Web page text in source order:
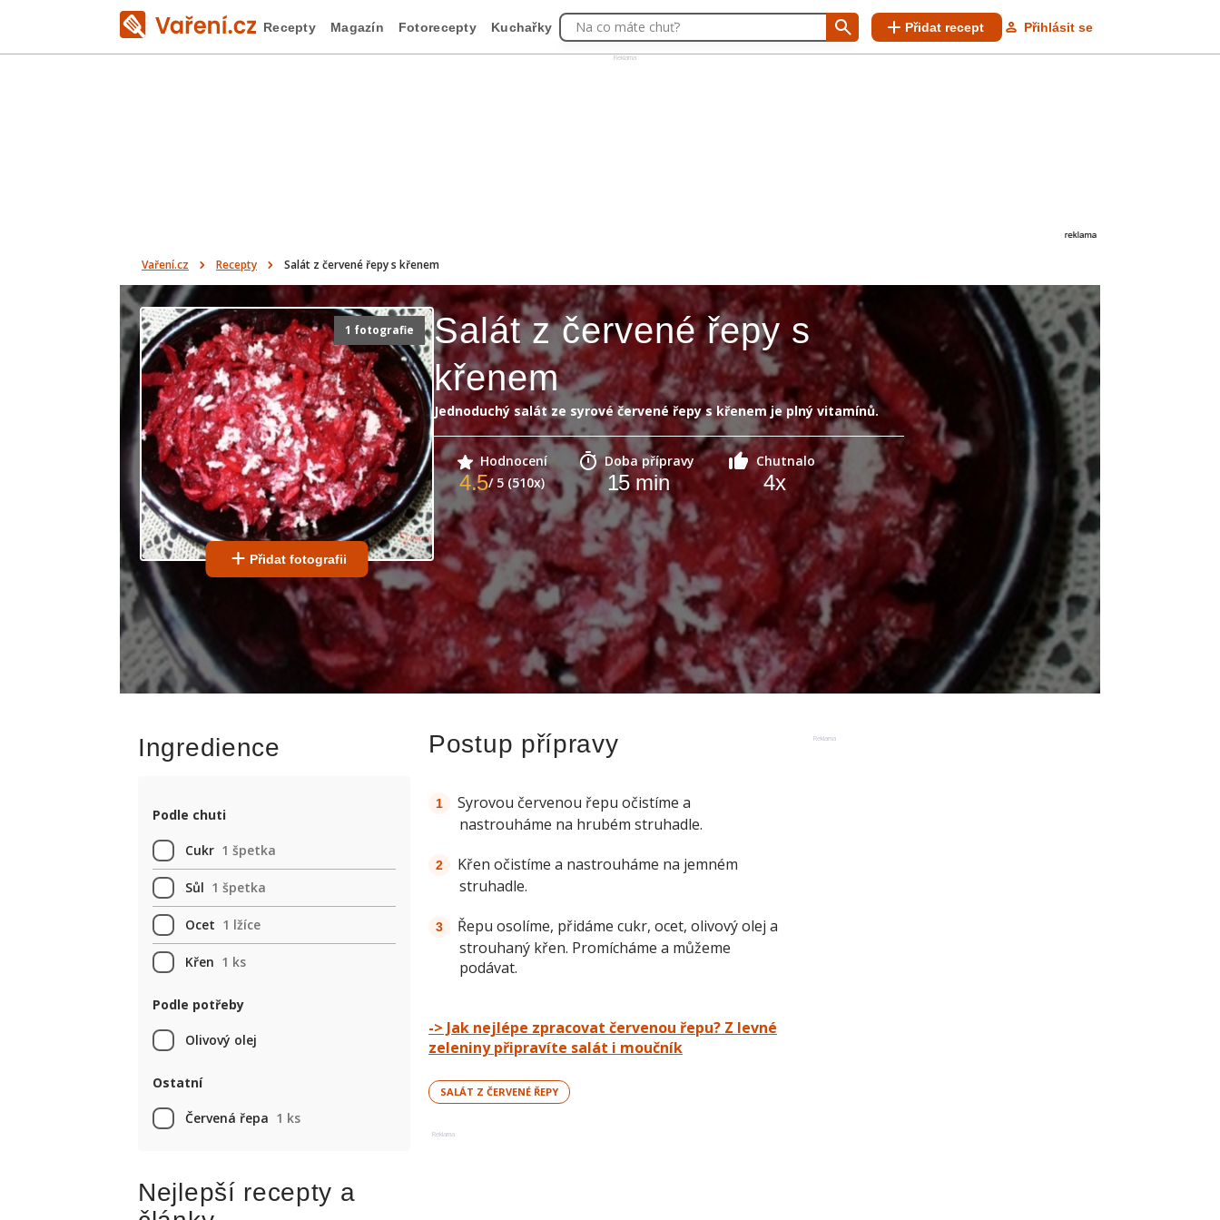
Reklama
Recepty Magazín Fotorecepty Kuchařky Na co máte chuť? Přidat recept Přihlásit se
Vaření.cz Recepty Salát z červené řepy s křenem
1 fotografie
Přidat fotografii
Salát z červené řepy s
křenem
Jednoduchý salát ze syrové červené řepy s křenem je plný vitamínů.
Hodnocení
4.5/ 5 (510x)
Doba přípravy
15min
Chutnalo
4x
Reklama
Ingredience
Podle chuti
Cukr 1 špetka
Sůl 1 špetka
Ocet 1 lžíce
Křen 1 ks
Podle potřeby
Olivový olej
Ostatní
Červená řepa 1 ks
Nejlepší recepty a
Postup přípravy
Syrovou červenou řepu očistíme a
nastrouháme na hrubém struhadle.
Křen očistíme a nastrouháme na jemném
struhadle.
Řepu osolíme, přidáme cukr, ocet, olivový olej a
strouhaný křen. Promícháme a můžeme
podávat.
-> Jak nejlépe zpracovat červenou řepu? Z levné
zeleniny připravíte salát i moučník
SALÁT Z ČERVENÉ ŘEPY
Reklama